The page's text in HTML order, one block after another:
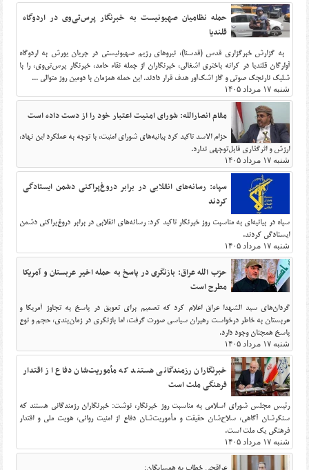
حمله نظامیان صهیونیست به خبرنگار پرس‌تی‌وی در اردوگاه
قلندیا
به گزارش خبرگزاری قدس (قدسنا)، نیروهای رژیم صهیونیستی در جریان یورش به اردوگاه
آوارگان قلندیا در کرانه باختری اشغالی، خبرنگاران از جمله نقاء حامد، خبرنگار پرس‌تی‌وی، را با
شلیک نارنجک صوتی و گاز اشک‌آور هدف قرار دادند. این حمله همزمان با دومین روز متوالی ...
شنبه ۱۷ مرداد ۱۴۰۵
مقام انصارالله: شورای امنیت اعتبار خود را از دست داده است
حزام الاسد تاکید کرد بیانیه‌های شورای امنیت، با توجه به عملکرد این نهاد،
ارزش و اثرگذاری قابل‌توجهی ندارد.
شنبه ۱۷ مرداد ۱۴۰۵
سپاه: رسانه‌های انقلابی در برابر دروغ‌پراکنی دشمن ایستادگی
کردند
سپاه در بیانیه‌ای به مناسبت روز خبرنگار تاکید کرد: رسانه‌های انقلابی در برابر دروغ‌پراکنی دشمن
ایستادگی کردند.
شنبه ۱۷ مرداد ۱۴۰۵
حزب الله عراق: بازنگری در پاسخ به حمله اخیر عربستان و آمریکا
مطرح است
گردان‌های سید الشهدا عراق اعلام کرد که تصمیم برای تعویق در پاسخ به تجاوز آمریکا و
عربستان به خاطر درخواست‌ رهبران سیاسی صورت گرفت، اما بازنگری در زمان‌بندی، حجم و نوع
پاسخ همچنان وجود دارد.
شنبه ۱۷ مرداد ۱۴۰۵
خبرنگاران رزمندگانی هستند که مأموریت‌شان دفاع از اقتدار
فرهنگی ملت است
رئیس مجلس شورای اسلامی به مناسبت روز خبرنگار، نوشت: خبرنگاران رزمندگانی هستند که
سنگرشان آگاهی، سلاح‌شان حقیقت و مأموریت‌شان دفاع از امنیت روانی، هویت ملی و اقتدار
فرهنگی یک ملت است.
شنبه ۱۷ مرداد ۱۴۰۵